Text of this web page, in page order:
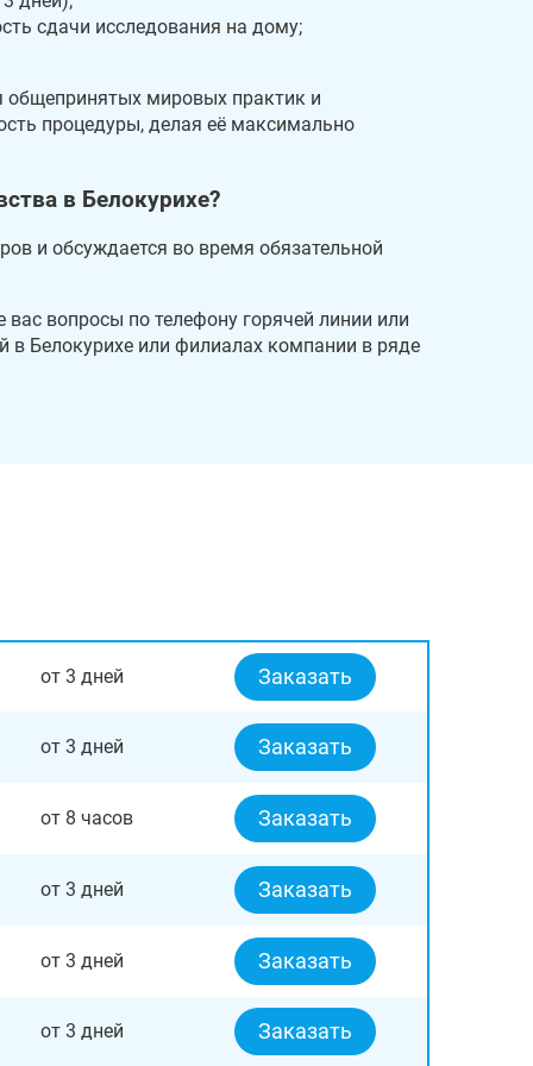
сдачи исследования на дому;
общепринятых мировых практик и
процедуры, делая её максимально
в Белокурихе?
и обсуждается во время обязательной
вопросы по телефону горячей линии или
в Белокурихе или филиалах компании в ряде
от 3 дней Заказать
от 3 дней Заказать
от 8 часов Заказать
от 3 дней Заказать
от 3 дней Заказать
от 3 дней Заказать